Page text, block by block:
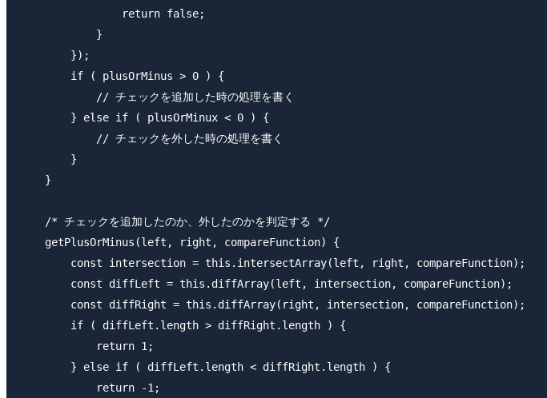
                return false;
            }
        });
        if ( plusOrMinus > 0 ) {
            // チェックを追加した時の処理を書く
        } else if ( plusOrMinux < 0 ) {
            // チェックを外した時の処理を書く
        }
    }
    /* チェックを追加したのか、外したのかを判定する */
    getPlusOrMinus(left, right, compareFunction) {
        const intersection = this.intersectArray(left, right, compareFunction);
        const diffLeft = this.diffArray(left, intersection, compareFunction);
        const diffRight = this.diffArray(right, intersection, compareFunction);
        if ( diffLeft.length > diffRight.length ) {
            return 1;
        } else if ( diffLeft.length < diffRight.length ) {
            return -1;